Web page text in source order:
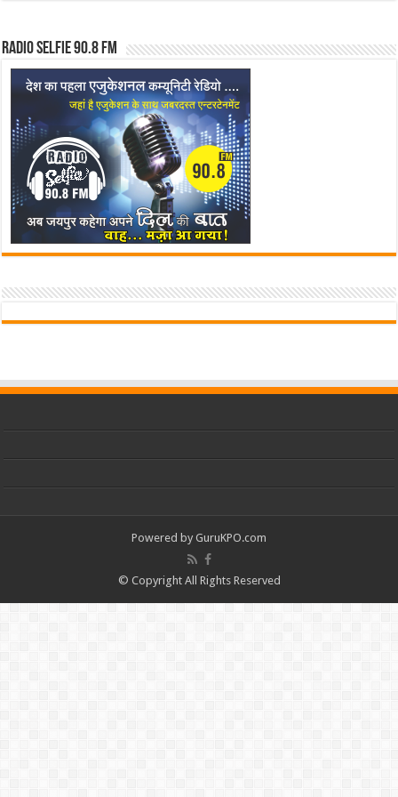
Radio Selfie 90.8 FM
Powered by GuruKPO.com
© Copyright All Rights Reserved